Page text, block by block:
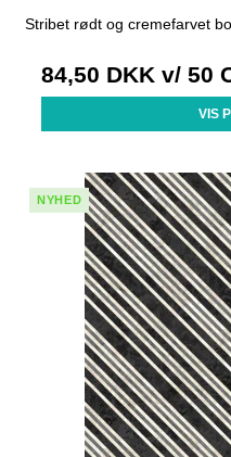
Stribet rødt og cremefarvet
84,50 DKK v/ 50
VIS
NYHED